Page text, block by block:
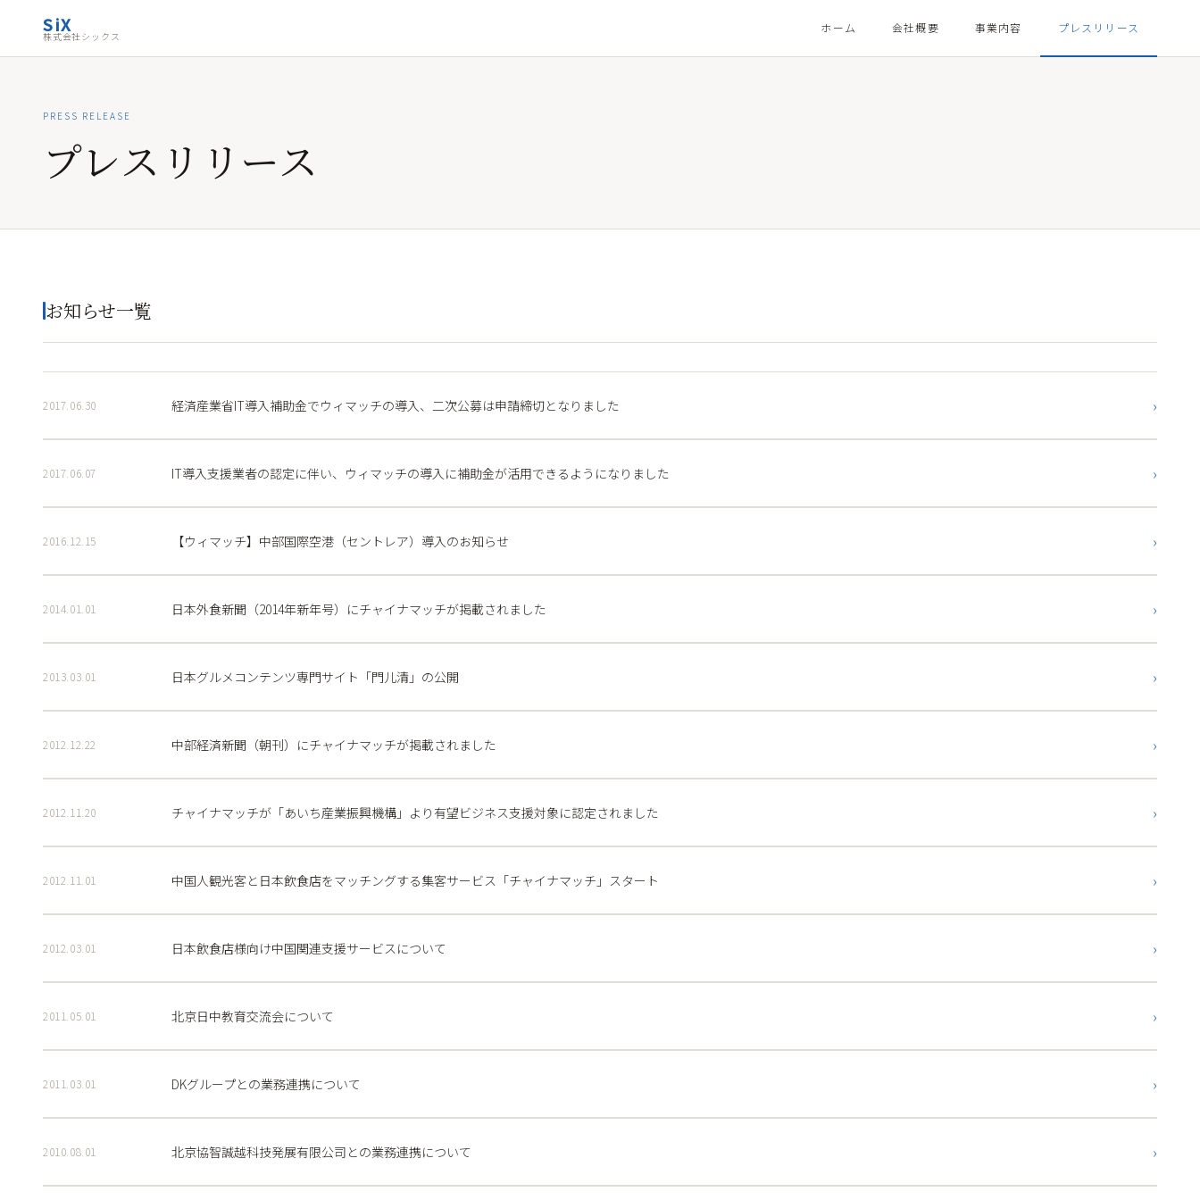
SiX
株式会社シックス
ホーム 会社概要 事業内容 プレスリリース
PRESS RELEASE
プレスリリース
お知らせ一覧
2017.06.30 経済産業省IT導入補助金でウィマッチの導入、二次公募は申請締切となりました ›
2017.06.07 IT導入支援業者の認定に伴い、ウィマッチの導入に補助金が活用できるようになりました ›
2016.12.15 【ウィマッチ】中部国際空港（セントレア）導入のお知らせ ›
2014.01.01 日本外食新聞（2014年新年号）にチャイナマッチが掲載されました ›
2013.03.01 日本グルメコンテンツ専門サイト「門儿清」の公開 ›
2012.12.22 中部経済新聞（朝刊）にチャイナマッチが掲載されました ›
2012.11.20 チャイナマッチが「あいち産業振興機構」より有望ビジネス支援対象に認定されました ›
2012.11.01 中国人観光客と日本飲食店をマッチングする集客サービス「チャイナマッチ」スタート ›
2012.03.01 日本飲食店様向け中国関連支援サービスについて ›
2011.05.01 北京日中教育交流会について ›
2011.03.01 DKグループとの業務連携について ›
2010.08.01 北京協智誠越科技発展有限公司との業務連携について ›